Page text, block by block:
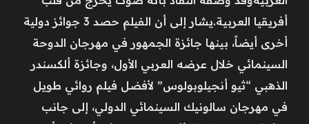
أفريقيا العربية.يشار إلى أن الفيلم حصد 3 جوائز دولية
أخرى أيضاً، بينها جائزة الجمهور في مهرجان الدوحة
السينمائي خلال عرضه العربي الأول، وجائزة ألكسندر
الذهبي “ثيو أنجيلوبولوس” لأفضل فيلم روائي طويل
في مهرجان سالونيك السينمائي الدولي، إلى جانب